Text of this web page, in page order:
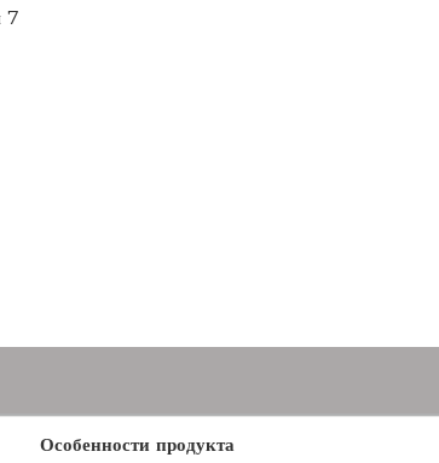
Особенности продукта